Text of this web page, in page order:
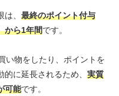
、 最終のポイント付与
から1年間です。
い物をしたり、ポイントを
に延長されるため、 実質
可能です。